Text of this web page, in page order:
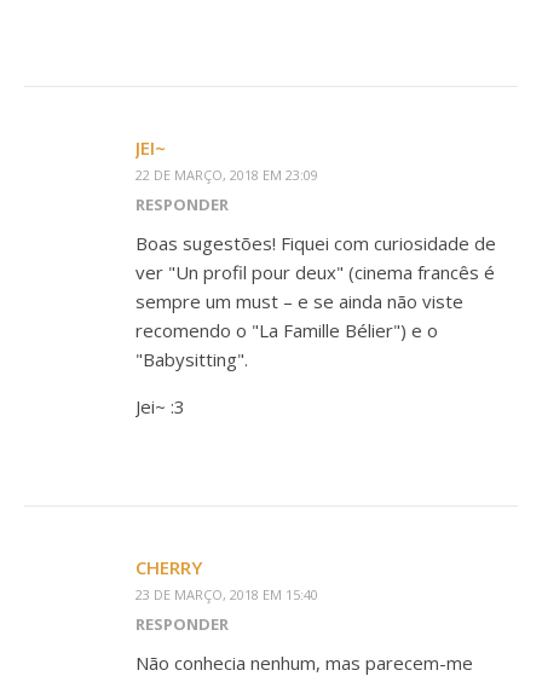
JEI~
22 DE MARÇO, 2018 EM 23:09
RESPONDER
Boas sugestões! Fiquei com curiosidade de
ver "Un profil pour deux" (cinema francês é
sempre um must – e se ainda não viste
recomendo o "La Famille Bélier") e o
"Babysitting".
Jei~ :3
CHERRY
23 DE MARÇO, 2018 EM 15:40
RESPONDER
Não conhecia nenhum, mas parecem-me